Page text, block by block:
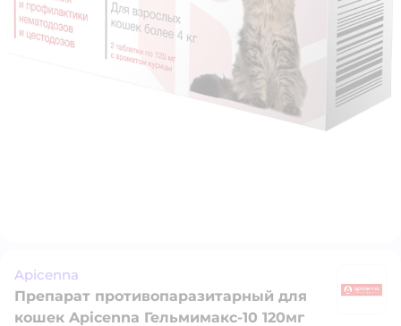
Apicenna
Препарат противопаразитарный для
кошек Apicenna Гельмимакс-10 120мг